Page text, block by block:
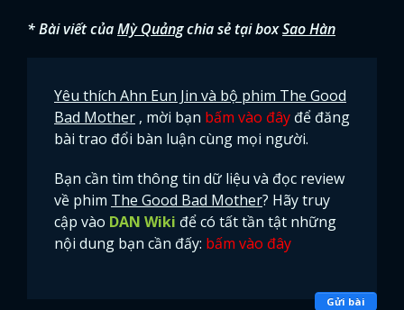
* Bài viết củaMỳ Quảngchia sẻ tại boxSao Hàn
Yêu thích Ahn Eun Jin và bộ phim The Good
Bad Mother , mời bạn bấm vào đây để đăng
bài trao đổi bàn luận cùng mọi người.
Bạn cần tìm thông tin dữ liệu và đọc review
về phim The Good Bad Mother? Hãy truy
cập vào DAN Wiki để có tất tần tật những
nội dung bạn cần đấy: bấm vào đây
Gửi bài